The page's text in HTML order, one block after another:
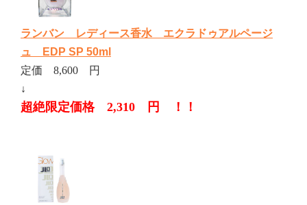
ランバン レディース香水 エクラドゥアルページ
ュ EDP SP 50ml
定価 8,600 円
↓
超絶限定価格 2,310 円 ！！